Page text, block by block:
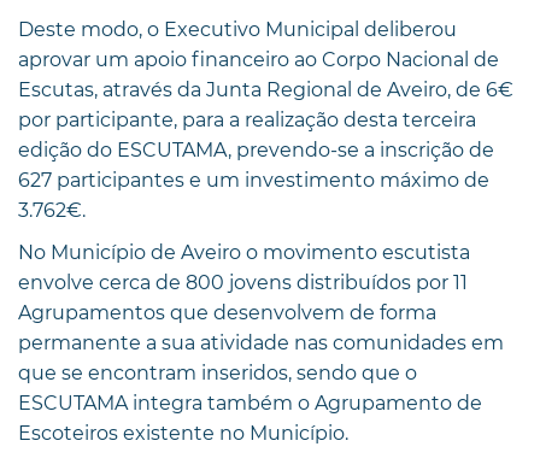
Deste modo, o Executivo Municipal deliberou
aprovar um apoio financeiro ao Corpo Nacional de
Escutas, através da Junta Regional de Aveiro, de 6€
por participante, para a realização desta terceira
edição do ESCUTAMA, prevendo-se a inscrição de
627 participantes e um investimento máximo de
3.762€.
No Município de Aveiro o movimento escutista
envolve cerca de 800 jovens distribuídos por 11
Agrupamentos que desenvolvem de forma
permanente a sua atividade nas comunidades em
que se encontram inseridos, sendo que o
ESCUTAMA integra também o Agrupamento de
Escoteiros existente no Município.